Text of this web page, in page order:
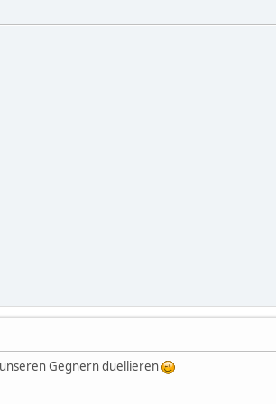
Gegnern duellieren